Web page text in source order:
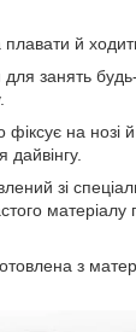
й
для занять
фіксує на нозі
дайвінгу.
зі
матеріалу
з